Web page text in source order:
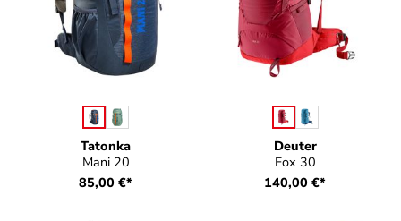
Tatonka
Mani 20
Farbeauswählen
85,00 €*
Deuter
Fox 30
Farbeauswählen
140,00 €*